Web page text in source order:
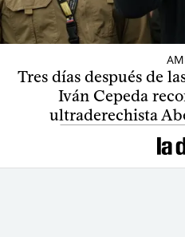
Tres días después de
Iván Cepeda
ultraderechista